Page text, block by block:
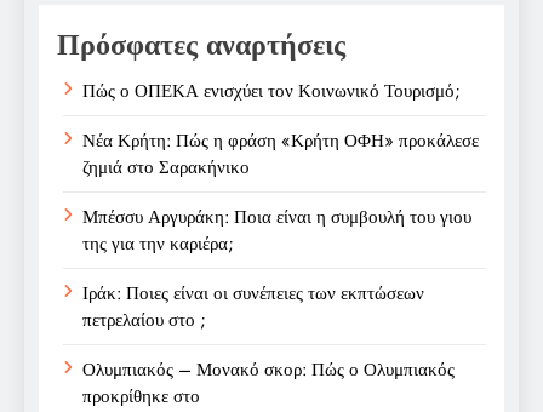
Πρόσφατες αναρτήσεις
Πώς ο ΟΠΕΚΑ ενισχύει τον Κοινωνικό Τουρισμό;
Νέα Κρήτη: Πώς η φράση «Κρήτη ΟΦΗ» προκάλεσε
ζημιά στο Σαρακήνικο
Μπέσσυ Αργυράκη: Ποια είναι η συμβουλή του γιου
της για την καριέρα;
Ιράκ: Ποιες είναι οι συνέπειες των εκπτώσεων
πετρελαίου στο ;
Ολυμπιακός – Μονακό σκορ: Πώς ο Ολυμπιακός
προκρίθηκε στο